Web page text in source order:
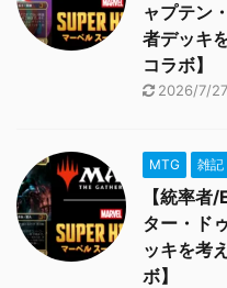
ャプテン
者デッキ
コラボ】
2026/7/27
MTG 雑記
【統率者
ター・ド
ッキを考
ボ】